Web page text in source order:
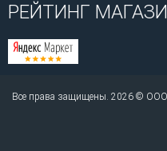
РЕЙТИНГ
Все права защищены. 2026 © ООО